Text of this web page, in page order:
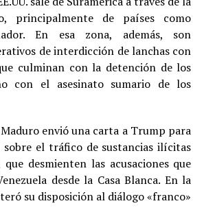
principalmente de países como
En esa zona, además, son
de interdicción de lanchas con
culminan con la detención de los
con el asesinato sumario de los
envió una carta a Trump para
sobre el tráfico de sustancias ilícitas
que desmienten las acusaciones que
desde la Casa Blanca. En la
su disposición al diálogo «franco»